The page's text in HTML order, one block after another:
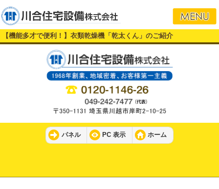
【機能多才で便利！】衣類乾燥機「乾太くん」のご紹介
パネル PC 表示 ホーム